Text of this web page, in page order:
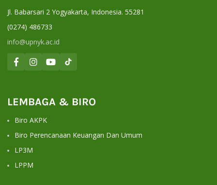
Jl. Babarsari 2 Yogyakarta, Indonesia. 55281
(0274) 486733
info@upnyk.ac.id
LEMBAGA & BIRO
Biro AKPK
Biro Perencanaan Keuangan Dan Umum
LP3M
LPPM